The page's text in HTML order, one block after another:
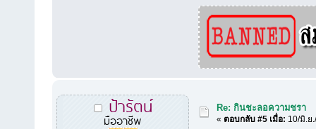
ป้ารัตน์
มืออาชีพ
Re: กินชะลอความชรา
«ตอบกลับ #5 เมื่อ: 10/มิ.ย